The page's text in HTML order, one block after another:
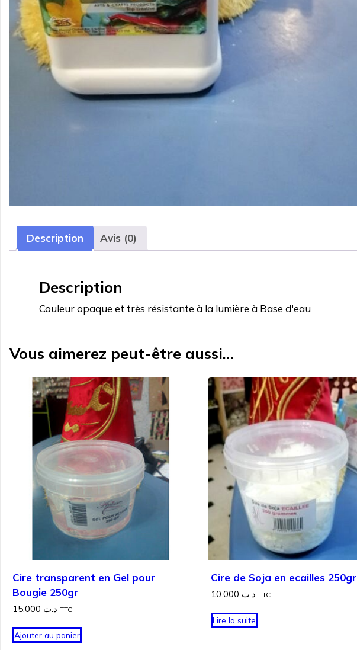
Description Avis (0)
Description
Couleur opaque et très résistante à la lumière à Base d'eau
Vous aimerez peut-être aussi…
Cire transparent en Gel pour
Bougie 250gr
د.ت TTC
Ajouter au panier
Cire de Soja en ecailles 250gr
د.ت TTC
Lire la suite